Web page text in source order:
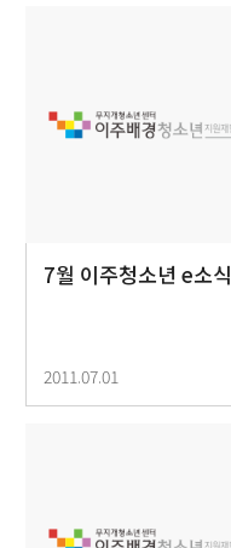
7월 이주청소년 e소식
2011.07.01